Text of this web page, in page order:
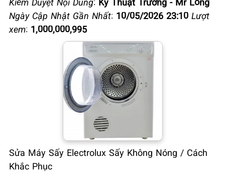
Ngày Cập Nhật Gần Nhất: 10/05/2026 23:10 Lượt
xem: 1,000,000,995
Sửa Máy Sấy Electrolux Sấy Không Nóng / Cách
Khắc Phục